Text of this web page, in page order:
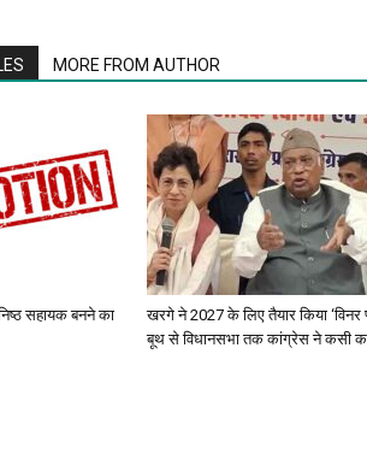
MORE FROM AUTHOR
सहायक बनने का
खरगे ने 2027 के लिए तैयार किया ‘विनर
बूथ से विधानसभा तक कांग्रेस ने कसी